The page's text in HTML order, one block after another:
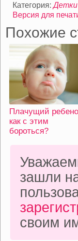
Категория:Детки
Версия для
Похожие
Плачущий
как с этим
бороться?
зашли
своим